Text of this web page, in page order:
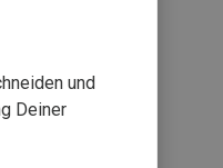
und
Deiner